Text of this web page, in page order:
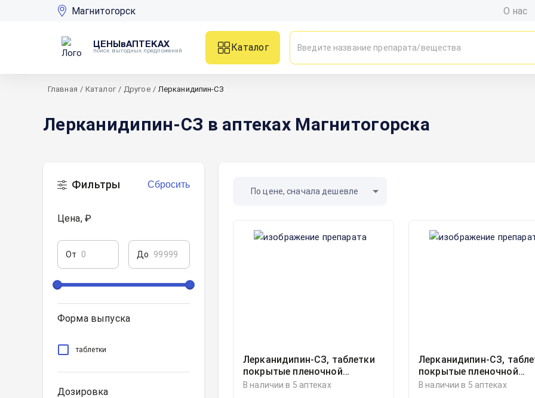
Магнитогорск О нас
ЦЕНЫвАПТЕКАХ
поиск выгодных предложений
Каталог
Главная / Каталог / Другое / Лерканидипин-СЗ
Лерканидипин-СЗ в аптеках Магнитогорска
Фильтры Сбросить
Цена, ₽
От До
Форма выпуска
таблетки
Дозировка
По цене, сначала дешевле
Лерканидипин-СЗ, таблетки
покрытые пленочной
оболочкой 10миллиграмм
В наличии в 5 аптеках
Лерканидипин-СЗ,
покрытые пленочной
оболочкой
В наличии в 5 аптеках